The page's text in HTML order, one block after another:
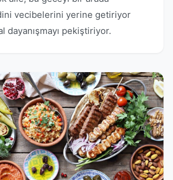
vecibelerini yerine getiriyor
dayanışmayı pekiştiriyor.